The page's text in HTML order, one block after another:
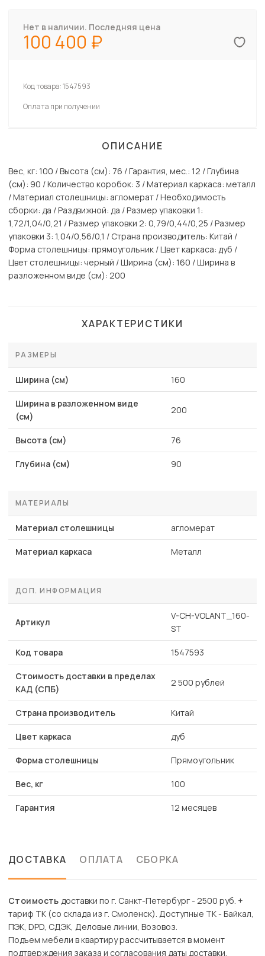
Нет в наличии. Последняя цена
100 400
Код товара:1547593
Оплата при получении
ОПИСАНИЕ
Вес, кг: 100 / Высота (см): 76 / Гарантия, мес.: 12 / Глубина
(см): 90 / Количество коробок: 3 / Материал каркаса: металл
/ Материал столешницы: агломерат / Необходимость
сборки: да / Раздвижной: да / Размер упаковки 1:
1,72/1,04/0,21 / Размер упаковки 2: 0,79/0,44/0,25 / Размер
упаковки 3: 1,04/0,56/0,1 / Страна производитель: Китай /
Форма столешницы: прямоугольник / Цвет каркаса: дуб /
Цвет столешницы: черный / Ширина (см): 160 / Ширина в
разложенном виде (см): 200
ХАРАКТЕРИСТИКИ
РАЗМЕРЫ
Ширина (см) 160
Ширина в разложенном виде
(см)
200
Высота (см) 76
Глубина (см) 90
МАТЕРИАЛЫ
Материал столешницы агломерат
Материал каркаса Металл
ДОП. ИНФОРМАЦИЯ
Артикул
V-CH-VOLANT_160-
ST
Код товара 1547593
Стоимость доставки в пределах
КАД (СПБ)
2 500 рублей
Страна производитель Китай
Цвет каркаса дуб
Форма столешницы Прямоугольник
Вес, кг 100
Гарантия 12 месяцев
ДОСТАВКА ОПЛАТА СБОРКА
Стоимость доставки по г. Санкт-Петербург - 2500 руб. +
тариф ТК (со склада из г. Смоленск). Доступные ТК - Байкал,
ПЭК, DPD, СДЭК, Деловые линии, Возовоз.
Подъем мебели в квартиру рассчитывается в момент
подтверждения заказа и согласования даты доставки.